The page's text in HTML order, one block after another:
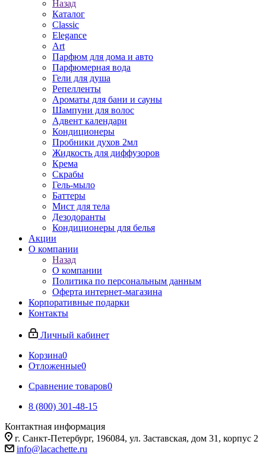
Назад
Каталог
Classic
Elegance
Art
Парфюм для дома и авто
Парфюмерная вода
Гели для душа
Репелленты
Ароматы для бани и сауны
Шампуни для волос
Адвент календари
Кондиционеры
Пробники духов 2мл
Жидкость для диффузоров
Крема
Скрабы
Гель-мыло
Баттеры
Мист для тела
Дезодоранты
Кондиционеры для белья
Акции
О компании
Назад
О компании
Политика по персональным данным
Оферта интернет-магазина
Корпоративные подарки
Контакты
Личный кабинет
Корзина0
Отложенные0
Сравнение товаров0
8 (800) 301-48-15
Контактная информация
г. Санкт-Петербург, 196084, ул. Заставская, дом 31, корпус 2
info@lacachette.ru